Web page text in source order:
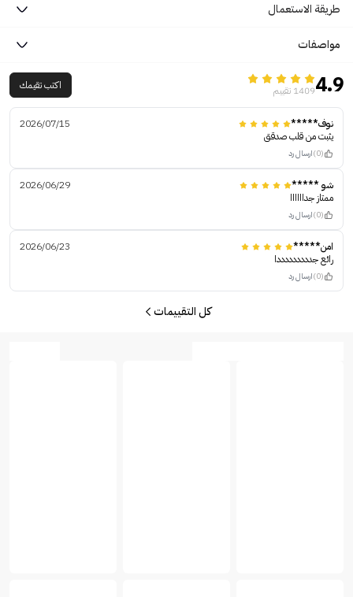
طريقة الاستعمال
مواصفات
4.91409 تقييم اكتب تقيمك
نوف*****
2026/07/15
يثبت من قلب صدقق
(0) ارسال رد
شو *****
2026/06/29
ممتاز جداااااا
(0) ارسال رد
امن*****
2026/06/23
رائع جدددددددددا
(0) ارسال رد
كل التقييمات